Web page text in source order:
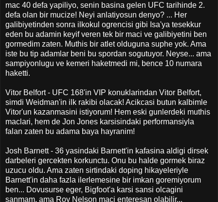
mac 40 defa yapiliyo, senin basina gelen UFC tarihinde 2.
defa olan bir mucize! Neyi anlatiyosun denyo? ... Her
galibiyetinden sonra ilkokul ogrencisi gibi Isa'ya tesekkur
eden bu adamin keyif veren tek bir maci ve galibiyetini ben
gormedim zaten. Muthis bir atlet olduguna suphe yok. Ama
iste bu tip adamlar beni bu spordan sogutuyor. Neyse... ama
sampiyonlugu ve kemeri haketmedi mi, bence 10 numara
haketti.
Vitor Belfort - UFC 168'in VIP konuklarindan Vitor Belfort,
simdi Weidman'in ilk rakibi olacak! Acikcasi butun kalbimle
Vitor'un kazanmasini istiyorum! Hem eski gunlerdeki muthis
maclari, hem de Jon Jones karsisindaki performansiyla
falan zaten bu adama baya hayranim!
Josh Barnett - 36 yasindaki Barnett'in kafasina aldigi dirsek
darbeleri gercekten korkunctu. Onu bu halde gormek biraz
uzucu oldu. Ama zaten sirtindaki doping hikayeleriyle
Barnett'in daha fazla ilerlemesine bir imkan goremiyorum
ben... Dovusurse eger, Bigfoot'a karsi sansi olcagini
sanmam, ama Roy Nelson maci enteresan olabilir...